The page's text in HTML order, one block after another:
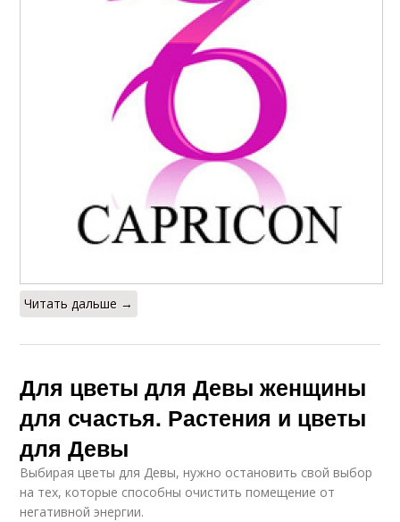
Читать дальше →
Для цветы для Девы женщины
для счастья. Растения и цветы
для Девы
Выбирая цветы для Девы, нужно остановить свой выбор
на тех, которые способны очистить помещение от
негативной энергии.